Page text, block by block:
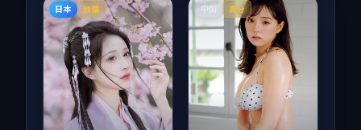
日本 独播 中国 高分